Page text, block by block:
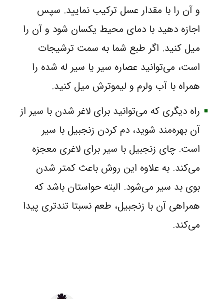
و آن را با مقدار عسل ترکیب نمایید. سپس
اجازه دهید با دمای محیط یکسان شود و آن را
میل کنید. اگر طبع شما به سمت ترشیجات
است، می‌توانید عصاره سیر یا سیر له شده را
همراه با آب ولرم و لیموترش میل کنید.
راه دیگری که می‌توانید برای لاغر شدن با سیر از
آن بهره‌مند شوید، دم کردن زنجبیل با سیر
است. چای زنجبیل با سیر برای لاغری معجزه
می‌کند. به علاوه این روش باعث کمتر شدن
بوی بد سیر می‌شود. البته حواستان باشد که
همراهی آن با زنجبیل، طعم نسبتا تندتری پیدا
می‌کند.